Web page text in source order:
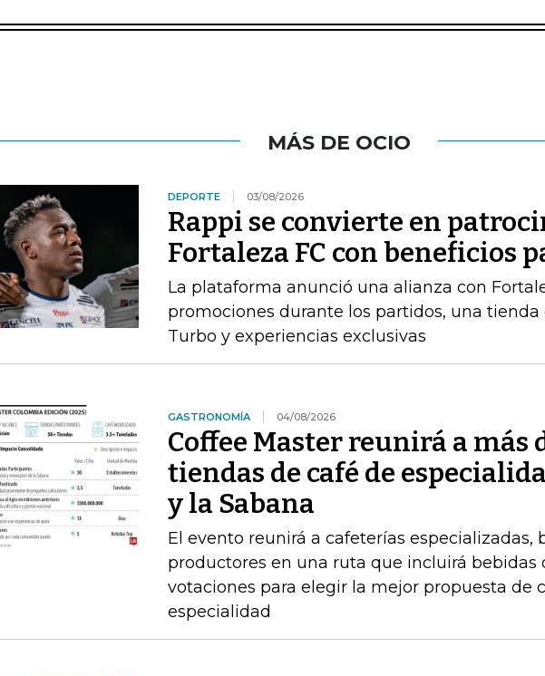
MÁS DE OCIO
DEPORTE 03/08/2026
Rappi se convierte en
Fortaleza FC con beneficios
La plataforma anunció una alianza con
promociones durante los partidos, una tienda
Turbo y experiencias exclusivas
GASTRONOMÍA 04/08/2026
Coffee Master reunirá a más
tiendas de café de
y la Sabana
El evento reunirá a cafeterías especializadas,
productores en una ruta que incluirá bebidas
votaciones para elegir la mejor propuesta de
especialidad